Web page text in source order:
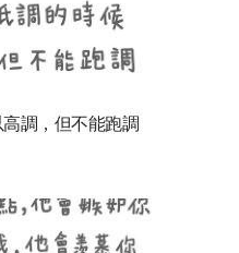
調，但不能跑調